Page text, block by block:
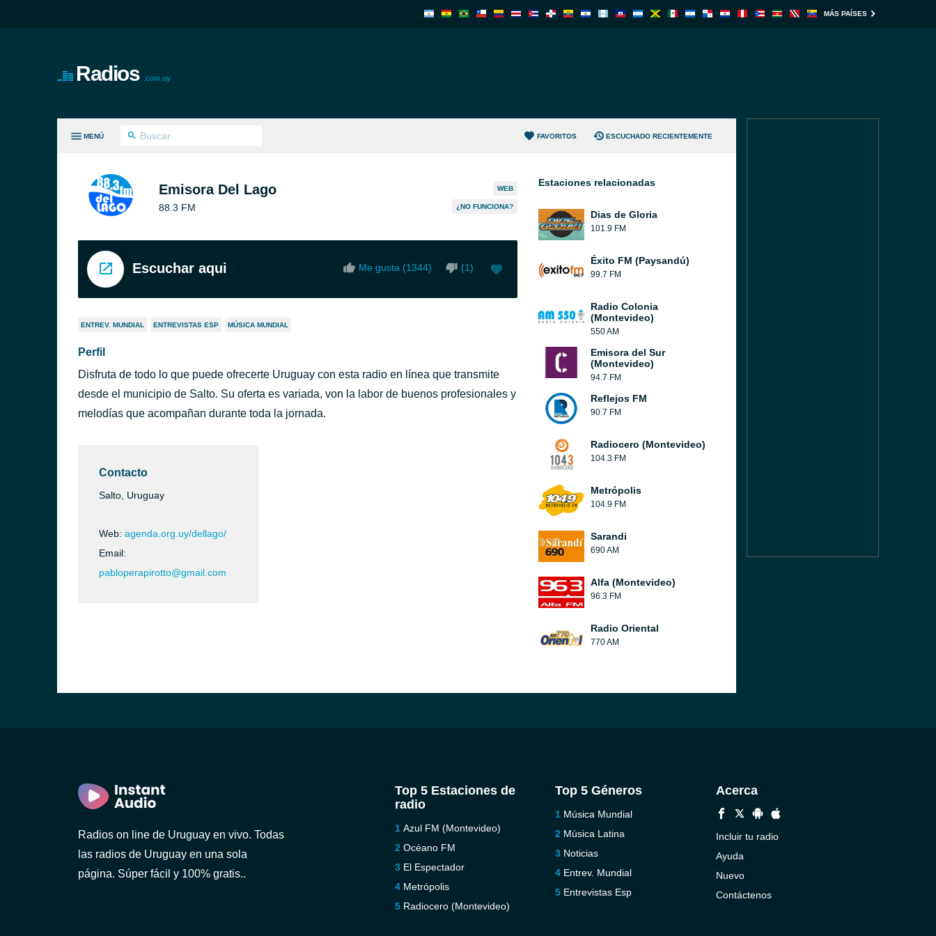
MÁS PAÍSES
Radios .com.uy
MENÚ FAVORITOS ESCUCHADO RECIENTEMENTE
Emisora Del Lago
88.3 FM
WEB
¿NO FUNCIONA?
Escuchar aqui Me gusta (1344) (1)
ENTREV. MUNDIAL ENTREVISTAS ESP MÚSICA MUNDIAL
Perfil
Disfruta de todo lo que puede ofrecerte Uruguay con esta radio en línea que transmite
desde el municipio de Salto. Su oferta es variada, von la labor de buenos profesionales y
melodías que acompañan durante toda la jornada.
Contacto
Salto, Uruguay
Web: agenda.org.uy/dellago/
Email:
pabloperapirotto@gmail.com
Estaciones relacionadas
Dias de Gloria
101.9 FM
Éxito FM (Paysandú)
99.7 FM
Radio Colonia
(Montevideo)
550 AM
Emisora del Sur
(Montevideo)
94.7 FM
Reflejos FM
90.7 FM
Radiocero (Montevideo)
104.3 FM
Metrópolis
104.9 FM
Sarandi
690 AM
Alfa (Montevideo)
96.3 FM
Radio Oriental
770 AM
Radios on line de Uruguay en vivo. Todas
las radios de Uruguay en una sola
página. Súper fácil y 100% gratis..
Top 5 Estaciones de
radio
Azul FM (Montevideo)
Océano FM
El Espectador
Metrópolis
Radiocero (Montevideo)
Top 5 Géneros
Música Mundial
Música Latina
Noticias
Entrev. Mundial
Entrevistas Esp
Acerca
Incluir tu radio
Ayuda
Nuevo
Contáctenos